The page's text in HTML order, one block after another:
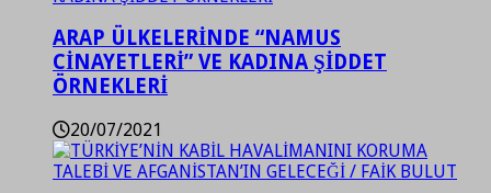
ARAP ÜLKELERİNDE “NAMUS
CİNAYETLERİ” VE KADINA ŞİDDET
ÖRNEKLERİ
20/07/2021